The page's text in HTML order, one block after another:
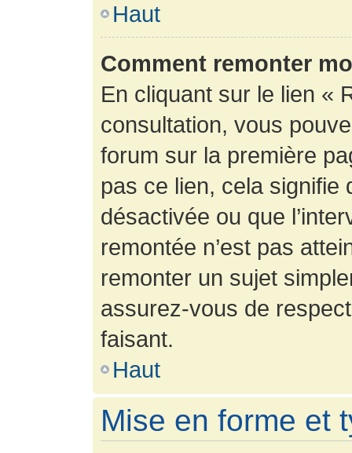
Haut
Comment remonter
En cliquant sur le lien «
consultation, vous
forum sur la première
pas ce lien, cela signifie
désactivée ou que
remontée n’est pas
remonter un sujet
assurez-vous de
faisant.
Haut
Mise en forme et